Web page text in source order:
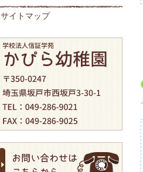
サイトマップ